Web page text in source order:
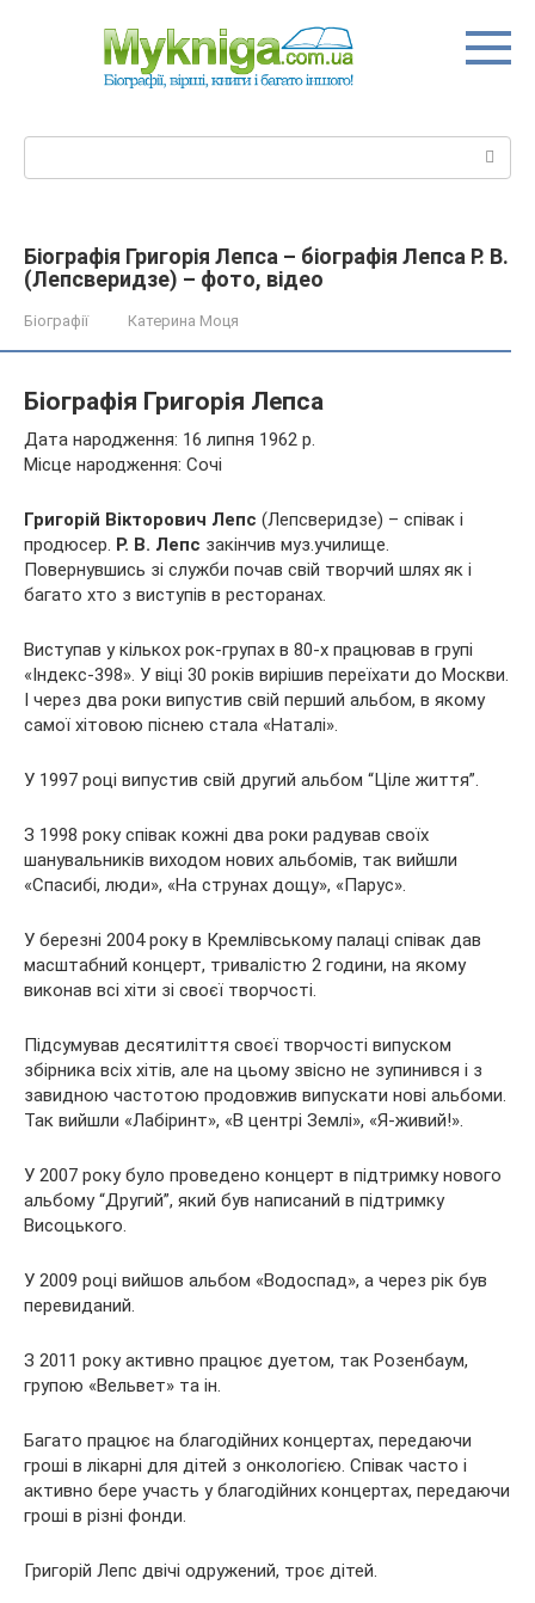
Біографія Григорія Лепса – біографія Лепса Р. В.
(Лепсверидзе) – фото, відео
Біографії Катерина Моця
Біографія Григорія Лепса
Дата народження: 16 липня 1962 р.
Місце народження: Сочі
Григорій Вікторович Лепс (Лепсверидзе) – співак і
продюсер. Р. В. Лепс закінчив муз.училище.
Повернувшись зі служби почав свій творчий шлях як і
багато хто з виступів в ресторанах.
Виступав у кількох рок-групах в 80-х працював в групі
«Індекс-398». У віці 30 років вирішив переїхати до Москви.
І через два роки випустив свій перший альбом, в якому
самої хітовою піснею стала «Наталі».
У 1997 році випустив свій другий альбом “Ціле життя”.
З 1998 року співак кожні два роки радував своїх
шанувальників виходом нових альбомів, так вийшли
«Спасибі, люди», «На струнах дощу», «Парус».
У березні 2004 року в Кремлівському палаці співак дав
масштабний концерт, тривалістю 2 години, на якому
виконав всі хіти зі своєї творчості.
Підсумував десятиліття своєї творчості випуском
збірника всіх хітів, але на цьому звісно не зупинився і з
завидною частотою продовжив випускати нові альбоми.
Так вийшли «Лабіринт», «В центрі Землі», «Я-живий!».
У 2007 року було проведено концерт в підтримку нового
альбому “Другий”, який був написаний в підтримку
Висоцького.
У 2009 році вийшов альбом «Водоспад», а через рік був
перевиданий.
З 2011 року активно працює дуетом, так Розенбаум,
групою «Вельвет» та ін.
Багато працює на благодійних концертах, передаючи
гроші в лікарні для дітей з онкологією. Співак часто і
активно бере участь у благодійних концертах, передаючи
гроші в різні фонди.
Григорій Лепс двічі одружений, троє дітей.